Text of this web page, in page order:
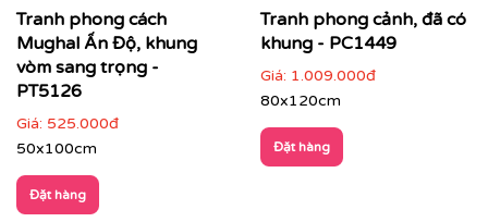
Tranh phong cách
Mughal Ấn Độ, khung
vòm sang trọng -
PT5126
Giá: 525.000đ
50x100cm
Đặt hàng
Tranh phong cảnh, đã có
khung - PC1449
Giá: 1.009.000đ
80x120cm
Đặt hàng